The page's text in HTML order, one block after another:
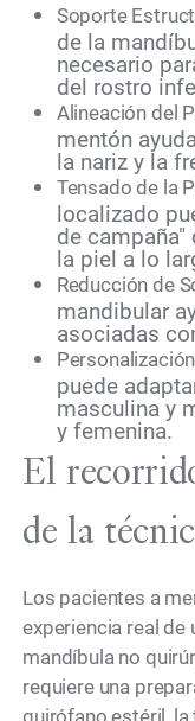
Soporte
de la
necesario
del rostro
Alineación del
mentón
la nariz y la
Tensado de la
localizado
de campaña"
la piel a lo
Reducción de
mandibular
asociadas
puede
masculina y
y femenina.
El
de la
Los pacientes a
experiencia real de
mandíbula no
requiere una